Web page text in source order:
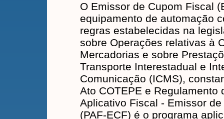
O Emissor de Cupom Fiscal
equipamento de automação
regras estabelecidas na
sobre Operações relativas à
Mercadorias e sobre
Transporte Interestadual e
Comunicação (ICMS),
Ato COTEPE e Regulamento
Aplicativo Fiscal - Emissor
(PAF-ECF) é o programa